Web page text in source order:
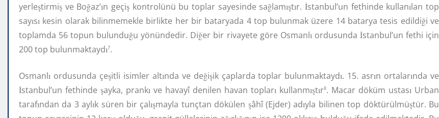
yerleştirmiş ve Boğaz’ın geçiş kontrolünü bu toplar sayesinde sağlamıştır.İstanbul’un fethinde kullanılan top
sayısı kesin olarak bilinmemekle birlikte her bir bataryada 4 top bulunmak üzere 14 batarya tesis edildiği ve
toplamda 56 topun bulunduğu yönündedir. Diğer bir rivayete göre Osmanlı ordusunda İstanbul’un fethi için
200 top bulunmaktaydı7.
Osmanlı ordusunda çeşitli isimler altında ve değişik çaplarda toplar bulunmaktaydı. 15. asrın ortalarında ve
İstanbul’un fethinde şayka, prankı ve havayî denilen havan topları kullanmıştır8. Macar döküm ustası Urban
tarafından da 3 aylık süren bir çalışmayla tunçtan dökülen şâhî (Ejder) adıyla bilinen top döktürülmüştür. Bu